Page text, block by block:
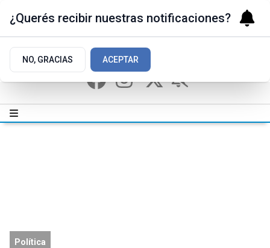
Política
¿Querés recibir nuestras notificaciones?
NO, GRACIAS ACEPTAR